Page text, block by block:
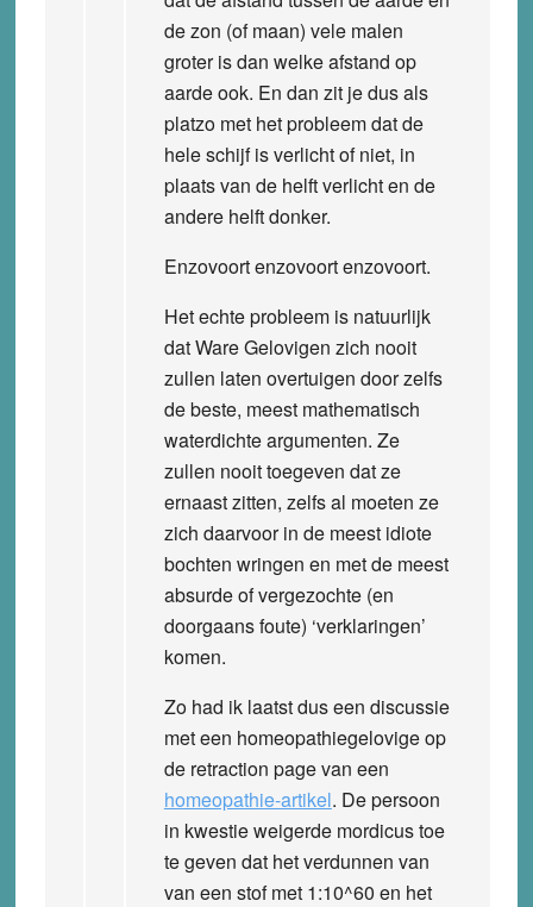
de zon (of maan) vele malen
groter is dan welke afstand op
aarde ook. En dan zit je dus als
platzo met het probleem dat de
hele schijf is verlicht of niet, in
plaats van de helft verlicht en de
andere helft donker.
Enzovoort enzovoort enzovoort.
Het echte probleem is natuurlijk
dat Ware Gelovigen zich nooit
zullen laten overtuigen door zelfs
de beste, meest mathematisch
waterdichte argumenten. Ze
zullen nooit toegeven dat ze
ernaast zitten, zelfs al moeten ze
zich daarvoor in de meest idiote
bochten wringen en met de meest
absurde of vergezochte (en
doorgaans foute) ‘verklaringen’
komen.
Zo had ik laatst dus een discussie
met een homeopathiegelovige op
de retraction page van een
homeopathie-artikel. De persoon
in kwestie weigerde mordicus toe
te geven dat het verdunnen van
van een stof met 1:10^60 en het